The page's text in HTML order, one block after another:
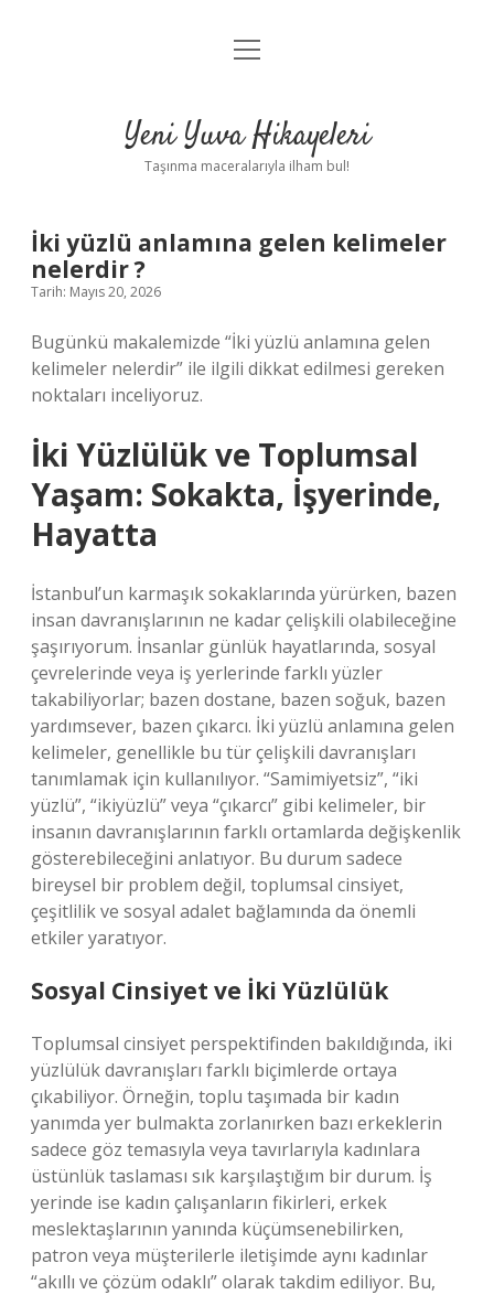
Anasayfa
Yasal Uyarı
menüyü
Yeni Yuva Hikayeleri
Taşınma maceralarıyla ilham bul!
İki yüzlü anlamına gelen kelimeler
nelerdir ?
Tarih: Mayıs 20, 2026
Bugünkü makalemizde “İki yüzlü anlamına gelen
kelimeler nelerdir” ile ilgili dikkat edilmesi gereken
noktaları inceliyoruz.
İki Yüzlülük ve Toplumsal
Yaşam: Sokakta, İşyerinde,
Hayatta
İstanbul’un karmaşık sokaklarında yürürken, bazen
insan davranışlarının ne kadar çelişkili olabileceğine
şaşırıyorum. İnsanlar günlük hayatlarında, sosyal
çevrelerinde veya iş yerlerinde farklı yüzler
takabiliyorlar; bazen dostane, bazen soğuk, bazen
yardımsever, bazen çıkarcı. İki yüzlü anlamına gelen
kelimeler, genellikle bu tür çelişkili davranışları
tanımlamak için kullanılıyor. “Samimiyetsiz”, “iki
yüzlü”, “ikiyüzlü” veya “çıkarcı” gibi kelimeler, bir
insanın davranışlarının farklı ortamlarda değişkenlik
gösterebileceğini anlatıyor. Bu durum sadece
bireysel bir problem değil, toplumsal cinsiyet,
çeşitlilik ve sosyal adalet bağlamında da önemli
etkiler yaratıyor.
Sosyal Cinsiyet ve İki Yüzlülük
Toplumsal cinsiyet perspektifinden bakıldığında, iki
yüzlülük davranışları farklı biçimlerde ortaya
çıkabiliyor. Örneğin, toplu taşımada bir kadın
yanımda yer bulmakta zorlanırken bazı erkeklerin
sadece göz temasıyla veya tavırlarıyla kadınlara
üstünlük taslaması sık karşılaştığım bir durum. İş
yerinde ise kadın çalışanların fikirleri, erkek
meslektaşlarının yanında küçümsenebilirken,
patron veya müşterilerle iletişimde aynı kadınlar
“akıllı ve çözüm odaklı” olarak takdim ediliyor. Bu,